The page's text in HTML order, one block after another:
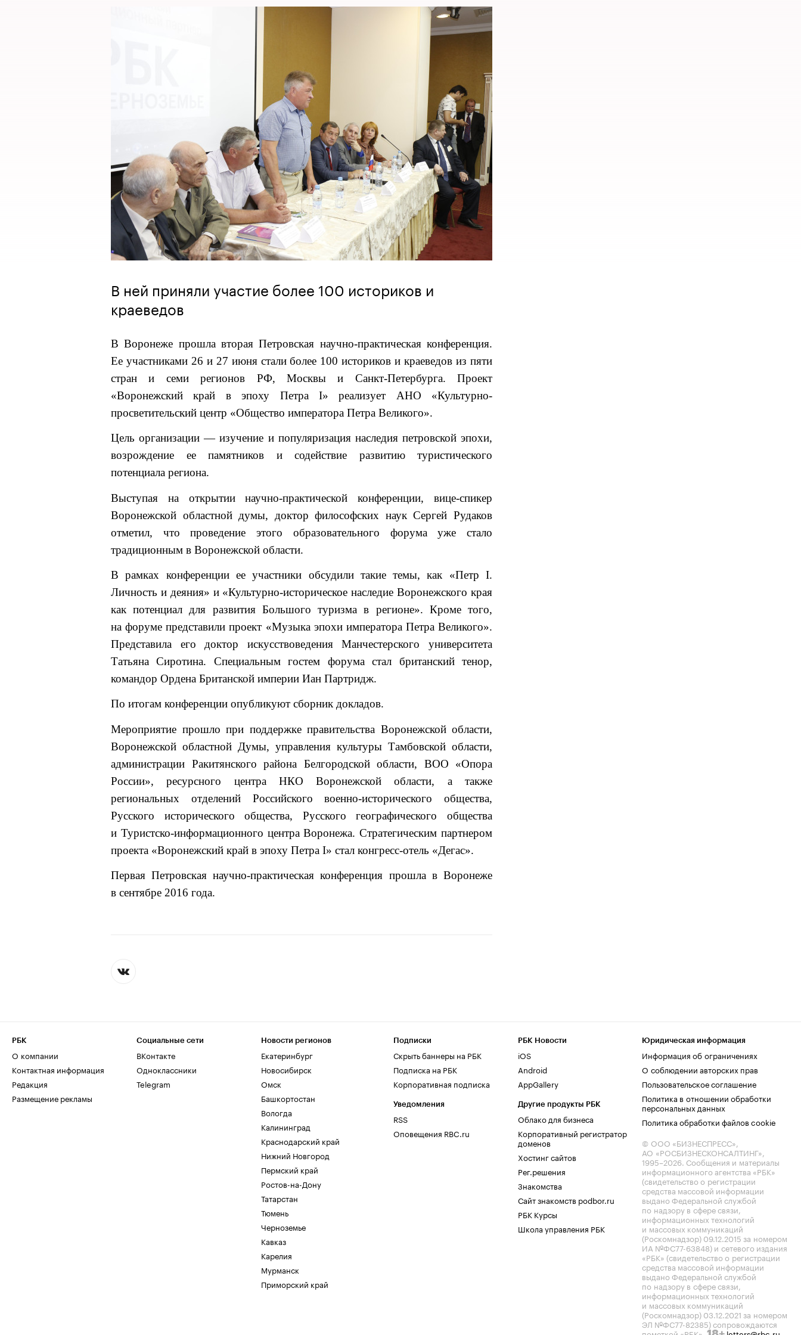
В ней приняли участие более 100 историков и
краеведов
В Воронеже прошла вторая Петровская научно-практическая конференция.
Ее участниками 26 и 27 июня стали более 100 историков и краеведов из пяти
стран и семи регионов РФ, Москвы и Санкт-Петербурга. Проект
«Воронежский край в эпоху Петра I» реализует АНО «Культурно-
просветительский центр «Общество императора Петра Великого».
Цель организации — изучение и популяризация наследия петровской эпохи,
возрождение ее памятников и содействие развитию туристического
потенциала региона.
Выступая на открытии научно-практической конференции, вице-спикер
Воронежской областной думы, доктор философских наук Сергей Рудаков
отметил, что проведение этого образовательного форума уже стало
традиционным в Воронежской области.
В рамках конференции ее участники обсудили такие темы, как «Петр I.
Личность и деяния» и «Культурно-историческое наследие Воронежского края
как потенциал для развития Большого туризма в регионе». Кроме того,
на форуме представили проект «Музыка эпохи императора Петра Великого».
Представила его доктор искусствоведения Манчестерского университета
Татьяна Сиротина. Специальным гостем форума стал британский тенор,
командор Ордена Британской империи Иан Партридж.
По итогам конференции опубликуют сборник докладов.
Мероприятие прошло при поддержке правительства Воронежской области,
Воронежской областной Думы, управления культуры Тамбовской области,
администрации Ракитянского района Белгородской области, ВОО «Опора
России», ресурсного центра НКО Воронежской области, а также
региональных отделений Российского военно-исторического общества,
Русского исторического общества, Русского географического общества
и Туристско-информационного центра Воронежа. Стратегическим партнером
проекта «Воронежский край в эпоху Петра I» стал конгресс-отель «Дегас».
Первая Петровская научно-практическая конференция прошла в Воронеже
в сентябре 2016 года.
РБК
О компании
Контактная информация
Редакция
Размещение рекламы
Социальные сети
ВКонтакте
Одноклассники
Telegram
Новости регионов
Екатеринбург
Новосибирск
Омск
Башкортостан
Вологда
Калининград
Краснодарский край
Нижний Новгород
Пермский край
Ростов-на-Дону
Татарстан
Тюмень
Черноземье
Кавказ
Карелия
Мурманск
Приморский край
Подписки
Скрыть баннеры на РБК
Подписка на РБК
Корпоративная подписка
Уведомления
RSS
Оповещения RBC.ru
РБК Новости
iOS
Android
AppGallery
Другие продукты РБК
Облако для бизнеса
Корпоративный регистратор
доменов
Хостинг сайтов
Рег.решения
Знакомства
Сайт знакомств podbor.ru
РБК Курсы
Школа управления РБК
Юридическая информация
Информация об ограничениях
О соблюдении авторских прав
Пользовательское соглашение
Политика в отношении обработки
персональных данных
Политика обработки файлов cookie
© ООО «БИЗНЕСПРЕСС»,
АО «РОСБИЗНЕСКОНСАЛТИНГ»,
1995–2026. Сообщения и материалы
информационного агентства «РБК»
(свидетельство о регистрации
средства массовой информации
выдано Федеральной службой
по надзору в сфере связи,
информационных технологий
и массовых коммуникаций
(Роскомнадзор) 09.12.2015 за номером
ИА №ФС77-63848) и сетевого издания
«РБК» (свидетельство о регистрации
средства массовой информации
выдано Федеральной службой
по надзору в сфере связи,
информационных технологий
и массовых коммуникаций
(Роскомнадзор) 03.12.2021 за номером
ЭЛ №ФС77-82385) сопровождаются